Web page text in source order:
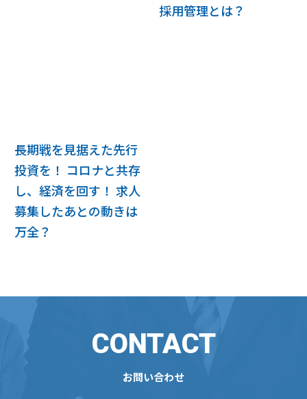
採用管理とは？
長期戦を見据えた先行
投資を！ コロナと共存
し、経済を回す！ 求人
募集したあとの動きは
万全？
CONTACT
お問い合わせ